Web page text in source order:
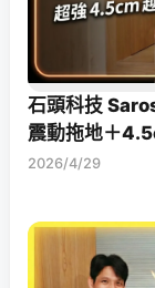
石頭科技
震動拖地＋
2026/4/29